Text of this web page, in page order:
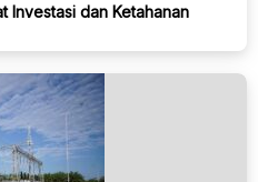
Investasi dan Ketahanan